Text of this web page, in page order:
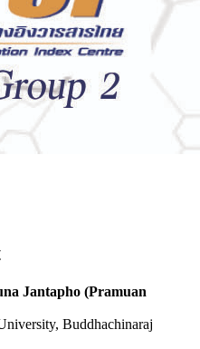
Jantapho (Pramuan
Buddhachinaraj